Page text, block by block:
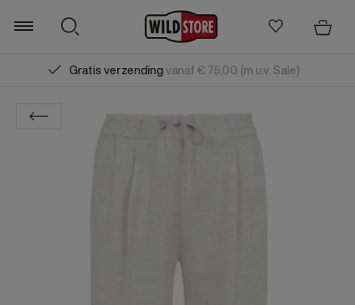
Gratis verzendingvanaf € 75,00 (m.u.v. Sale)
Zoeken